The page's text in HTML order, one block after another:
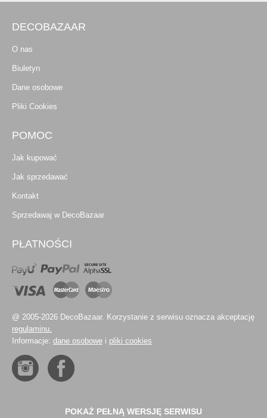
DECOBAZAAR
O nas
Biuletyn
Dane osobowe
Pliki Cookies
POMOC
Jak kupować
Jak sprzedawać
Kontakt
Sprzedawaj w DecoBazaar
PŁATNOŚCI
@ 2005-2026 DecoBazaar. Korzystanie z serwisu oznacza akceptację
regulaminu.
Informacje: dane osobowe i pliki cookies
POKAŻ PEŁNĄ WERSJĘ SERWISU